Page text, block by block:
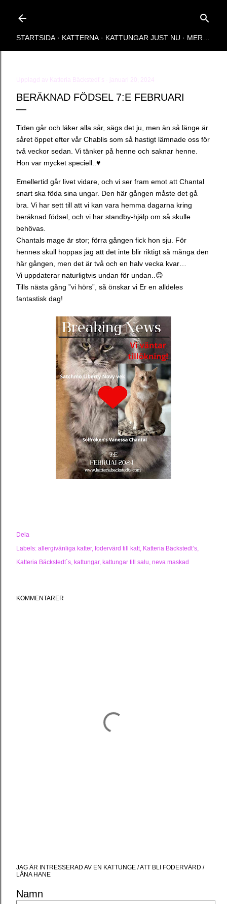
STARTSIDA KATTERNA KATTUNGAR JUST NU MER…
Upplagd av Katteria Bäckstedt´s januari 20, 2024
BERÄKNAD FÖDSEL 7:E FEBRUARI
Tiden går och läker alla sår, sägs det ju, men än så länge är
såret öppet efter vår Chablis som så hastigt lämnade oss för
två veckor sedan. Vi tänker på henne och saknar henne.
Hon var mycket speciell..♥️
Emellertid går livet vidare, och vi ser fram emot att Chantal
snart ska föda sina ungar. Den här gången måste det gå
bra. Vi har sett till att vi kan vara hemma dagarna kring
beräknad födsel, och vi har standby-hjälp om så skulle
behövas.
Chantals mage är stor; förra gången fick hon sju. För
hennes skull hoppas jag att det inte blir riktigt så många den
här gången, men det är två och en halv vecka kvar…
Vi uppdaterar naturligtvis undan för undan..😊
Tills nästa gång ”vi hörs”, så önskar vi Er en alldeles
fantastisk dag!
Dela
Labels: allergivänliga katter fodervärd till katt Katteria Bäckstedt’s
Katteria Bäckstedt´s kattungar kattungar till salu neva maskad
KOMMENTARER
JAG ÄR INTRESSERAD AV EN KATTUNGE / ATT BLI FODERVÄRD /
LÅNA HANE
Namn